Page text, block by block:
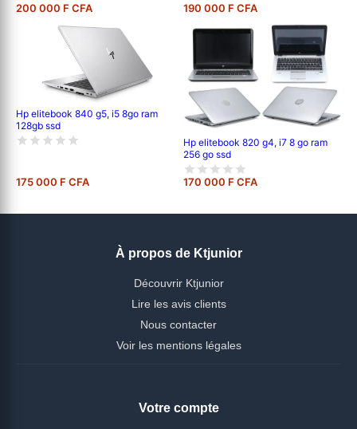
200 000 F CFA 190 000 F CFA
Hp elitebook 840 g5, i5 8go ram
128gb ssd
175 000 F CFA
Hp elitebook 820 g4, i7 8 go ram
256 go ssd
170 000 F CFA
À propos de Ktjunior
Découvrir Ktjunior
Lire les avis clients
Nous contacter
Voir les mentions légales
Votre compte